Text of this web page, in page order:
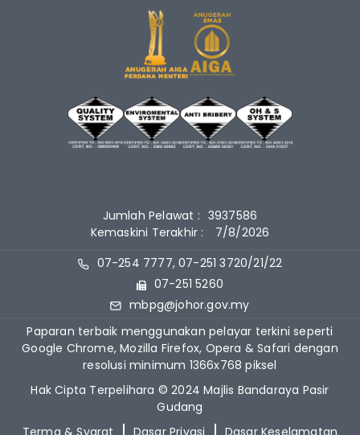
Jumlah Pelawat : 3937586
Kemaskini Terakhir :
7/8/2026
07-254 7777, 07-251 3720/21/22
07-251 5260
mbpg@johor.gov.my
Paparan terbaik menggunakan pelayar terkini seperti
Google Chrome, Mozilla Firefox, Opera & Safari dengan
resolusi minimum 1366x768 piksel
Hak Cipta Terpelihara © 2024 Majlis Bandaraya Pasir
Gudang